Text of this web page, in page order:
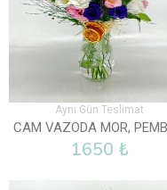
Aynı Gün Teslimat
1650 ₺